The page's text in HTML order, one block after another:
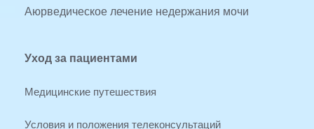
Аюрведическое лечение недержания мочи
Уход за пациентами
Медицинские путешествия
Условия и положения телеконсультаций